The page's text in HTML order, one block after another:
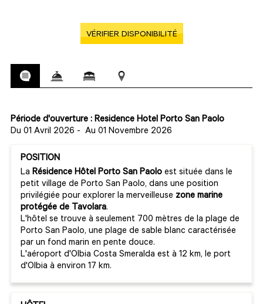
VÉRIFIER DISPONIBILITÉ
Période d'ouverture : Residence Hotel Porto San Paolo
Du 01 Avril 2026 - Au 01 Novembre 2026
POSITION
La Résidence Hôtel Porto San Paolo est située dans le
petit village de Porto San Paolo, dans une position
privilégiée pour explorer la merveilleuse zone marine
protégée de Tavolara.
L'hôtel se trouve à seulement 700 mètres de la plage de
Porto San Paolo, une plage de sable blanc caractérisée
par un fond marin en pente douce.
L'aéroport d'Olbia Costa Smeralda est à 12 km, le port
d'Olbia à environ 17 km.